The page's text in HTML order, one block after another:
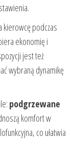
kierowcę podczas
ekonomię i
jest też
wybraną dynamikę
podgrzewane
komfort w
co ułatwia